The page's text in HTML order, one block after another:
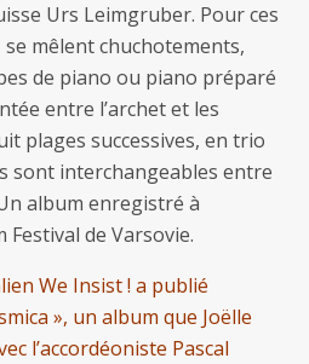
Urs Leimgruber. Pour ces
mêlent chuchotements,
de piano ou piano préparé
entre l’archet et les
plages successives, en trio
sont interchangeables entre
album enregistré à
Festival de Varsovie.
We Insist ! a publié
», un album que Joëlle
l’accordéoniste Pascal